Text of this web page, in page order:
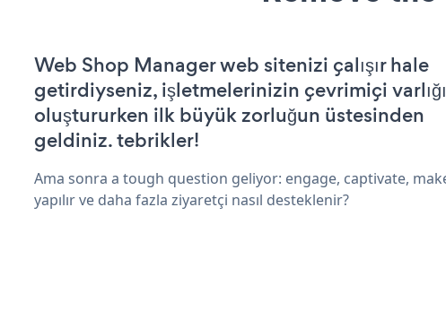
Web Shop Manager web sitenizi çalışır hale
getirdiyseniz, işletmelerinizin çevrimiçi
oluştururken ilk büyük zorluğun üstesinden
geldiniz. tebrikler!
Ama sonra a tough question geliyor: engage, captivate,
yapılır ve daha fazla ziyaretçi nasıl desteklenir?